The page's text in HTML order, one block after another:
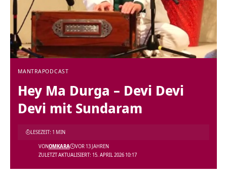
MANTRAPODCAST
Hey Ma Durga – Devi Devi
Devi mit Sundaram
ZULETZT AKTUALISIERT: 15. APRIL 2026 10:17
VONOMKARA VOR 13 JAHREN
LESEZEIT: 1 MIN